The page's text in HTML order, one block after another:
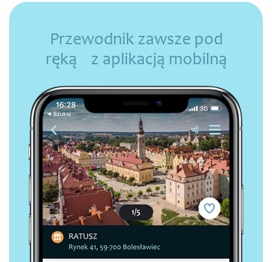
Przewodnik zawsze pod
ręką z aplikacją mobilną